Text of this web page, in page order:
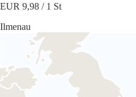
EUR 9,98 / 1 St
Ilmenau